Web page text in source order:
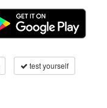
test yourself